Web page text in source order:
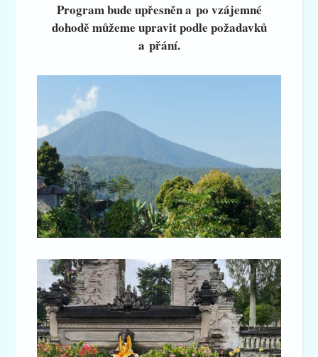
Program bude upřesněn a po vzájemné
dohodě můžeme upravit podle požadavků
a přání.